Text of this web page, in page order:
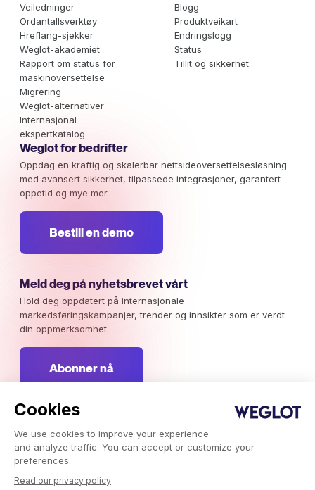
Cookies
We use cookies to improve your experience
and analyze traffic. You can accept or customize your
preferences.
Read our privacy policy
Veiledninger
Ordantallsverktøy
Hreflang-sjekker
Weglot-akademiet
Rapport om status for
maskinoversettelse
Migrering
Weglot-alternativer
Internasjonal
ekspertkatalog
Blogg
Produktveikart
Endringslogg
Status
Tillit og sikkerhet
Weglot for bedrifter
Oppdag en kraftig og skalerbar nettsideoversettelsesløsning
med avansert sikkerhet, tilpassede integrasjoner, garantert
oppetid og mye mer.
Bestill en demo
Meld deg på nyhetsbrevet vårt
Hold deg oppdatert på internasjonale
markedsføringskampanjer, trender og innsikter som er verdt
din oppmerksomhet.
Abonner nå
Weglot © 2026, Oversettelse som en tjeneste.
Opphavsrett © 2026 Weglot Alle rettigheter forbeholdt.